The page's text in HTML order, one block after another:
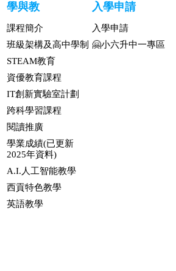
學與教
課程簡介
班級架構及高中學制
STEAM教育
資優教育課程
IT創新實驗室計劃
跨科學習課程
閱讀推廣
學業成績(已更新
2025年資料)
A.I.人工智能教學
西貢特色教學
英語教學
入學申請
入學申請
🤗小六升中一專區